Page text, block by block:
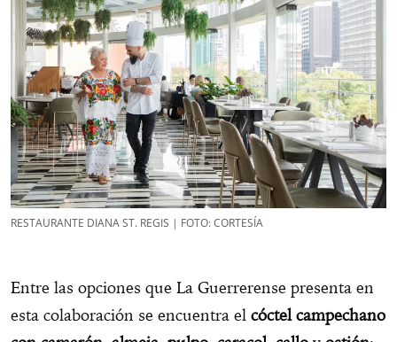
RESTAURANTE DIANA ST. REGIS | FOTO: CORTESÍA
Entre las opciones que La Guerrerense presenta en
esta colaboración se encuentra el cóctel campechano